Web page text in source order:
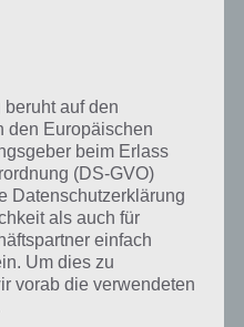
erforderlich ist – Sonst
Asphalt Xtreme
rund um Asphalt Xtreme für
Booster?
auf den
den Europäischen
beim Erlass
(DS-GVO)
Datenschutzerklärung
als auch für
einfach
Um dies zu
vorab die verwendeten